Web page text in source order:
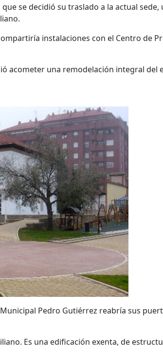
se decidió su traslado a la actual
instalaciones con el Centro de
acometer una remodelación integral del
Pedro Gutiérrez reabría sus
Es una edificación exenta, de